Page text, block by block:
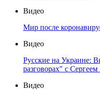
Видео
Мир после
Видео
Русские на Украине:
разговорах" с
Видео